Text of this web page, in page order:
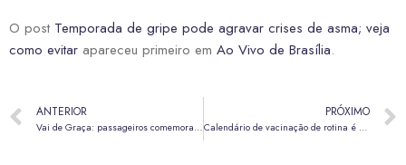
O post Temporada de gripe pode agravar crises de asma; veja
como evitar apareceu primeiro em Ao Vivo de Brasília.
ANTERIOR
Vai de Graça: passageiros comemoram transporte público gratuito
PRÓXIMO
Calendário de vacinação de rotina é maior aliado na prevenção de doenças